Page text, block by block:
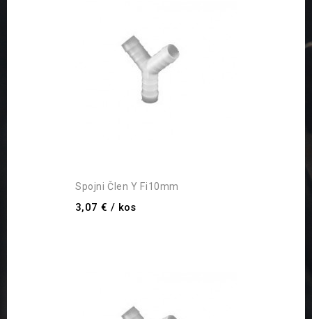
Spojni Člen Y Fi10mm
3,07 € / kos